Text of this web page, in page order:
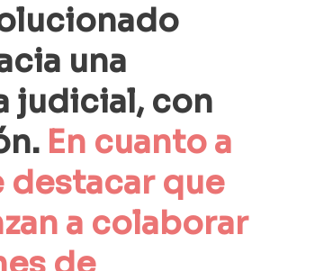
una
judicial, con
En cuanto a
destacar que
a colaborar